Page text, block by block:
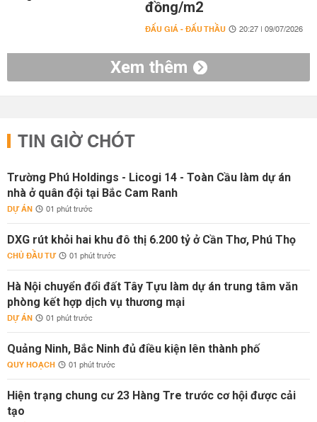
đồng/m2
ĐẤU GIÁ - ĐẤU THẦU 20:27 | 09/07/2026
Xem thêm
TIN GIỜ CHÓT
Trường Phú Holdings - Licogi 14 - Toàn Cầu làm dự án
nhà ở quân đội tại Bắc Cam Ranh
DỰ ÁN 01 phút trước
DXG rút khỏi hai khu đô thị 6.200 tỷ ở Cần Thơ, Phú Thọ
CHỦ ĐẦU TƯ 01 phút trước
Hà Nội chuyển đổi đất Tây Tựu làm dự án trung tâm văn
phòng kết hợp dịch vụ thương mại
DỰ ÁN 01 phút trước
Quảng Ninh, Bắc Ninh đủ điều kiện lên thành phố
QUY HOẠCH 01 phút trước
Hiện trạng chung cư 23 Hàng Tre trước cơ hội được cải
tạo